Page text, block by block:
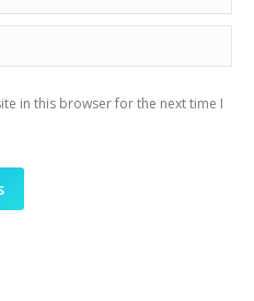
in this browser for the next time I